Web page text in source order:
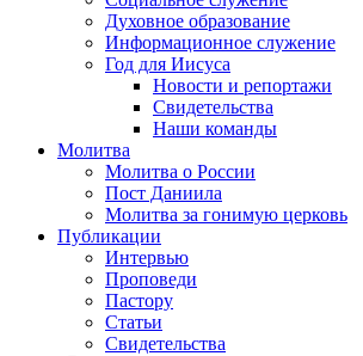
Духовное образование
Информационное служение
Год для Иисуса
Новости и репортажи
Свидетельства
Наши команды
Молитва
Молитва о России
Пост Даниила
Молитва за гонимую церковь
Публикации
Интервью
Проповеди
Пастору
Статьи
Свидетельства